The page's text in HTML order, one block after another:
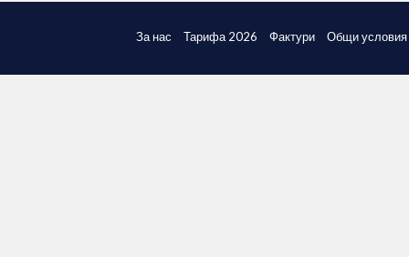
За нас Тарифа 2026 Фактури Общи условия